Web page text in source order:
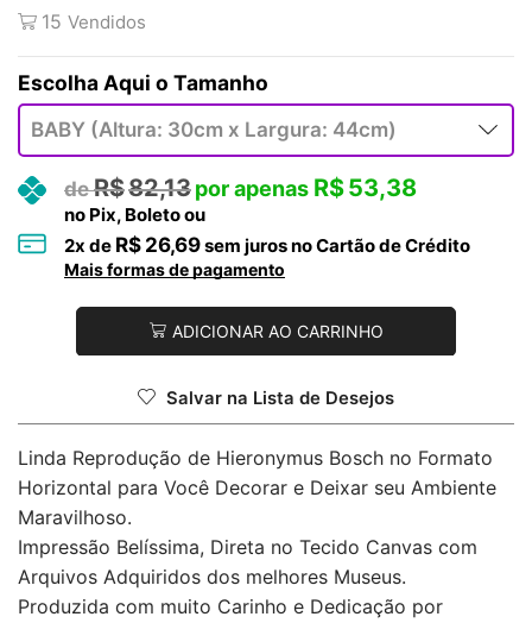
15 Vendidos
Tamanho
R$82,13 R$53,38
no Pix, Boleto ou
2x de R$ 26,69sem juros no Cartão de Crédito
Mais formas de pagamento
ADICIONAR AO CARRINHO
Salvar na Lista de Desejos
Linda Reprodução de Hieronymus Bosch no Formato
Horizontal para Você Decorar e Deixar seu Ambiente
Maravilhoso.
Impressão Belíssima, Direta no Tecido Canvas com
Arquivos Adquiridos dos melhores Museus.
Produzida com muito Carinho e Dedicação por